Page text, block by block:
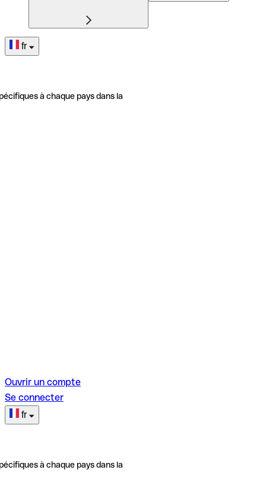
fr
à chaque pays dans la
Ouvrir un compte
Se connecter
fr
à chaque pays dans la